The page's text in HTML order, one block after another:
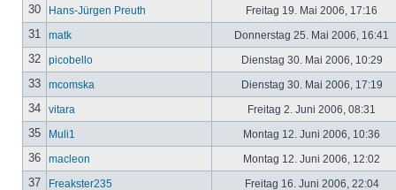
30 Hans-Jürgen Preuth Freitag 19. Mai 2006, 17:16
31 matk Donnerstag 25. Mai 2006, 16:41
32 picobello Dienstag 30. Mai 2006, 10:29
33 mcomska Dienstag 30. Mai 2006, 17:19
34 vitara Freitag 2. Juni 2006, 08:31
35 Muli1 Montag 12. Juni 2006, 10:36
36 macleon Montag 12. Juni 2006, 12:02
37 Freakster235 Freitag 16. Juni 2006, 22:04